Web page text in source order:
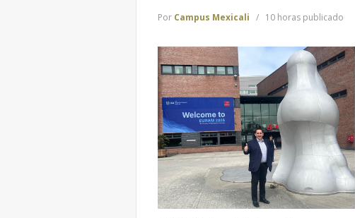
Por Campus Mexicali 10 horas publicado